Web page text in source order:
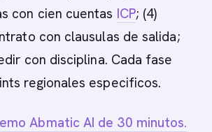
con cien cuentas ICP; (4)
con clausulas de salida;
con disciplina. Cada fase
regionales especificos.
Abmatic AI de 30 minutos.